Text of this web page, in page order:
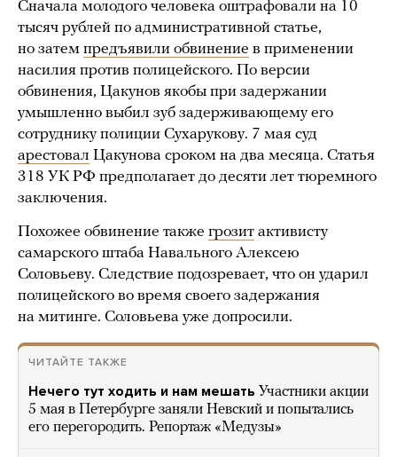
Сначала молодого человека оштрафовали на 10
тысяч рублей по административной статье,
но затем предъявили обвинение в применении
насилия против полицейского. По версии
обвинения, Цакунов якобы при задержании
умышленно выбил зуб задерживающему его
сотруднику полиции Сухарукову. 7 мая суд
арестовал Цакунова сроком на два месяца. Статья
318 УК РФ предполагает до десяти лет тюремного
заключения.
Похожее обвинение также грозит активисту
самарского штаба Навального Алексею
Соловьеву. Следствие подозревает, что он ударил
полицейского во время своего задержания
на митинге. Соловьева уже допросили.
ЧИТАЙТЕ ТАКЖЕ
Нечего тут ходить и нам мешать Участники акции
5 мая в Петербурге заняли Невский и попытались
его перегородить. Репортаж «Медузы»